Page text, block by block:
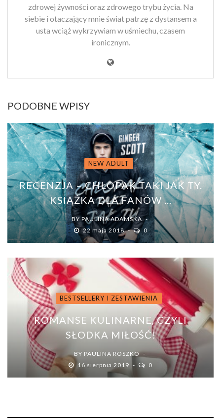
zdrowej żywności oraz zdrowego trybu życia. Na
siebie i otaczający mnie świat patrzę z dystansem a
usta wciąż wykrzywiam w uśmiechu, czasem
ironicznym.
PODOBNE WPISY
NEW ADULT
RECENZJA – CHŁOPAK TAKI JAK TY.
KSIĄŻKA DLA FANÓW ...
BY PAULINA ADAMSKA
22 maja 2018
0
BESTSELLERY I ZESTAWIENIA
ROMANSE KULINARNE, CZYLI
SŁODKA MIŁOŚĆ!
BY PAULINA ROSZKO
16 sierpnia 2019
0